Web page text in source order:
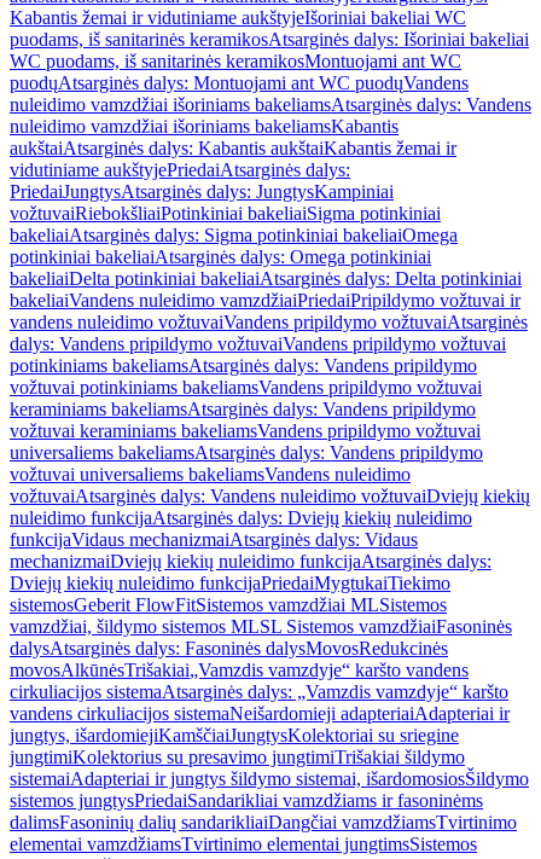
Kabantis žemai ir vidutiniame aukštyjeIšoriniai bakeliai WC
puodams, iš sanitarinės keramikosAtsarginės dalys: Išoriniai bakeliai
WC puodams, iš sanitarinės keramikosMontuojami ant WC
puodųAtsarginės dalys: Montuojami ant WC puodųVandens
nuleidimo vamzdžiai išoriniams bakeliamsAtsarginės dalys: Vandens
nuleidimo vamzdžiai išoriniams bakeliamsKabantis
aukštaiAtsarginės dalys: Kabantis aukštaiKabantis žemai ir
vidutiniame aukštyjePriedaiAtsarginės dalys:
PriedaiJungtysAtsarginės dalys: JungtysKampiniai
vožtuvaiRiebokšliaiPotinkiniai bakeliaiSigma potinkiniai
bakeliaiAtsarginės dalys: Sigma potinkiniai bakeliaiOmega
potinkiniai bakeliaiAtsarginės dalys: Omega potinkiniai
bakeliaiDelta potinkiniai bakeliaiAtsarginės dalys: Delta potinkiniai
bakeliaiVandens nuleidimo vamzdžiaiPriedaiPripildymo vožtuvai ir
vandens nuleidimo vožtuvaiVandens pripildymo vožtuvaiAtsarginės
dalys: Vandens pripildymo vožtuvaiVandens pripildymo vožtuvai
potinkiniams bakeliamsAtsarginės dalys: Vandens pripildymo
vožtuvai potinkiniams bakeliamsVandens pripildymo vožtuvai
keraminiams bakeliamsAtsarginės dalys: Vandens pripildymo
vožtuvai keraminiams bakeliamsVandens pripildymo vožtuvai
universaliems bakeliamsAtsarginės dalys: Vandens pripildymo
vožtuvai universaliems bakeliamsVandens nuleidimo
vožtuvaiAtsarginės dalys: Vandens nuleidimo vožtuvaiDviejų kiekių
nuleidimo funkcijaAtsarginės dalys: Dviejų kiekių nuleidimo
funkcijaVidaus mechanizmaiAtsarginės dalys: Vidaus
mechanizmaiDviejų kiekių nuleidimo funkcijaAtsarginės dalys:
Dviejų kiekių nuleidimo funkcijaPriedaiMygtukaiTiekimo
sistemosGeberit FlowFitSistemos vamzdžiai MLSistemos
vamzdžiai, šildymo sistemos MLSL Sistemos vamzdžiaiFasoninės
dalysAtsarginės dalys: Fasoninės dalysMovosRedukcinės
movosAlkūnėsTrišakiai„Vamzdis vamzdyje“ karšto vandens
cirkuliacijos sistemaAtsarginės dalys: „Vamzdis vamzdyje“ karšto
vandens cirkuliacijos sistemaNeišardomieji adapteriaiAdapteriai ir
jungtys, išardomiejiKamščiaiJungtysKolektoriai su sriegine
jungtimiKolektorius su presavimo jungtimiTrišakiai šildymo
sistemaiAdapteriai ir jungtys šildymo sistemai, išardomosiosŠildymo
sistemos jungtysPriedaiSandarikliai vamzdžiams ir fasoninėms
dalimsFasoninių dalių sandarikliaiDangčiai vamzdžiamsTvirtinimo
elementai vamzdžiamsTvirtinimo elementai jungtimsSistemos